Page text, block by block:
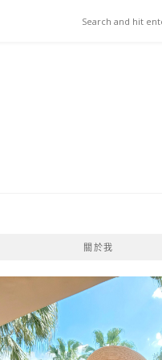
關於我